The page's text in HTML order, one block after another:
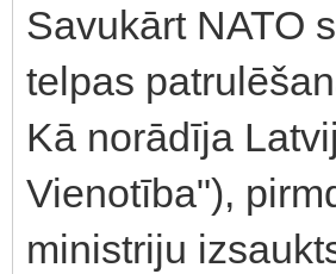
Savukārt NATO
telpas
Kā norādīja
Vienotība"),
ministriju